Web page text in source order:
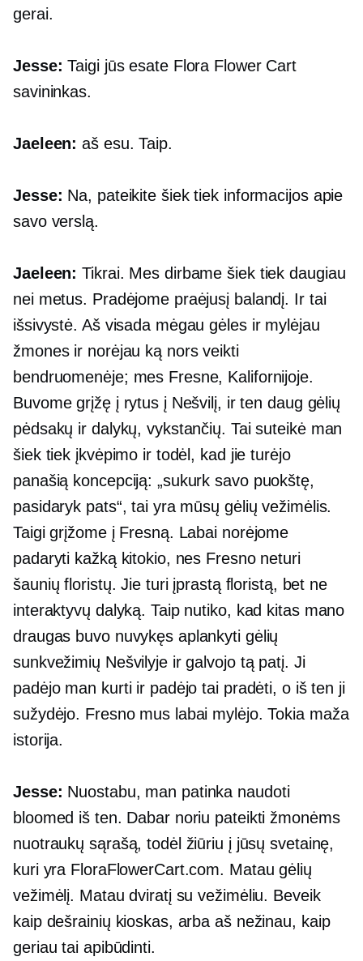
gerai.
Jesse: Taigi jūs esate Flora Flower Cart
savininkas.
Jaeleen: aš esu. Taip.
Jesse: Na, pateikite šiek tiek informacijos apie
savo verslą.
Jaeleen: Tikrai. Mes dirbame šiek tiek daugiau
nei metus. Pradėjome praėjusį balandį. Ir tai
išsivystė. Aš visada mėgau gėles ir mylėjau
žmones ir norėjau ką nors veikti
bendruomenėje; mes Fresne, Kalifornijoje.
Buvome grįžę į rytus į Nešvilį, ir ten daug gėlių
pėdsakų ir dalykų, vykstančių. Tai suteikė man
šiek tiek įkvėpimo ir todėl, kad jie turėjo
panašią koncepciją: „sukurk savo puokštę,
pasidaryk pats“, tai yra mūsų gėlių vežimėlis.
Taigi grįžome į Fresną. Labai norėjome
padaryti kažką kitokio, nes Fresno neturi
šaunių floristų. Jie turi įprastą floristą, bet ne
interaktyvų dalyką. Taip nutiko, kad kitas mano
draugas buvo nuvykęs aplankyti gėlių
sunkvežimių Nešvilyje ir galvojo tą patį. Ji
padėjo man kurti ir padėjo tai pradėti, o iš ten ji
sužydėjo. Fresno mus labai mylėjo. Tokia maža
istorija.
Jesse: Nuostabu, man patinka naudoti
bloomed iš ten. Dabar noriu pateikti žmonėms
nuotraukų sąrašą, todėl žiūriu į jūsų svetainę,
kuri yra FloraFlowerCart.com. Matau gėlių
vežimėlį. Matau dviratį su vežimėliu. Beveik
kaip dešrainių kioskas, arba aš nežinau, kaip
geriau tai apibūdinti.